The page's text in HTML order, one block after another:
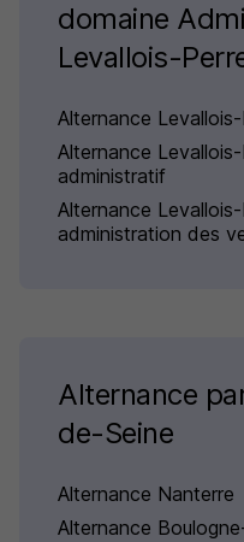
domaine
Levallois-
Alternance
Alternance
administratif
Alternance
administration des
Alternance
de-Seine
Alternance Nanterre
Alternance